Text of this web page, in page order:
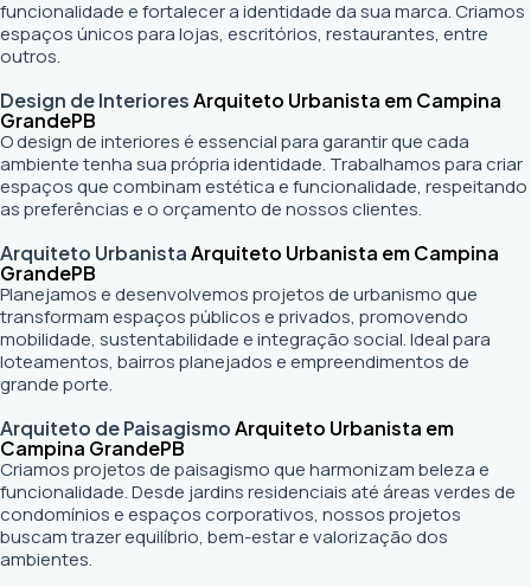
funcionalidade e fortalecer a identidade da sua marca. Criamos
espaços únicos para lojas, escritórios, restaurantes, entre
outros.
Design de InterioresArquiteto Urbanista em Campina
GrandePB
O design de interiores é essencial para garantir que cada
ambiente tenha sua própria identidade. Trabalhamos para criar
espaços que combinam estética e funcionalidade, respeitando
as preferências e o orçamento de nossos clientes.
Arquiteto UrbanistaArquiteto Urbanista em Campina
GrandePB
Planejamos e desenvolvemos projetos de urbanismo que
transformam espaços públicos e privados, promovendo
mobilidade, sustentabilidade e integração social. Ideal para
loteamentos, bairros planejados e empreendimentos de
grande porte.
Arquiteto de PaisagismoArquiteto Urbanista em
Campina GrandePB
Criamos projetos de paisagismo que harmonizam beleza e
funcionalidade. Desde jardins residenciais até áreas verdes de
condomínios e espaços corporativos, nossos projetos
buscam trazer equilíbrio, bem-estar e valorização dos
ambientes.